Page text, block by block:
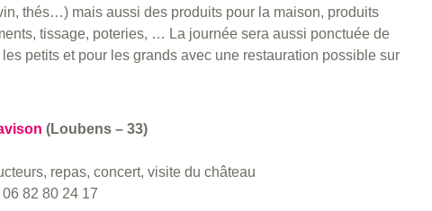
thés…) mais aussi des produits pour la maison, produits
tissage, poteries, … La journée sera aussi ponctuée de
petits et pour les grands avec une restauration possible sur
(Loubens – 33)
repas, concert, visite du château
82 80 24 17